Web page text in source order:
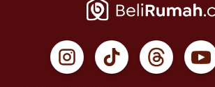
Properti Dijual di Jakarta Pusat >
Properti Dijual di Gambir >
Properti Dijual di Johar Baru >